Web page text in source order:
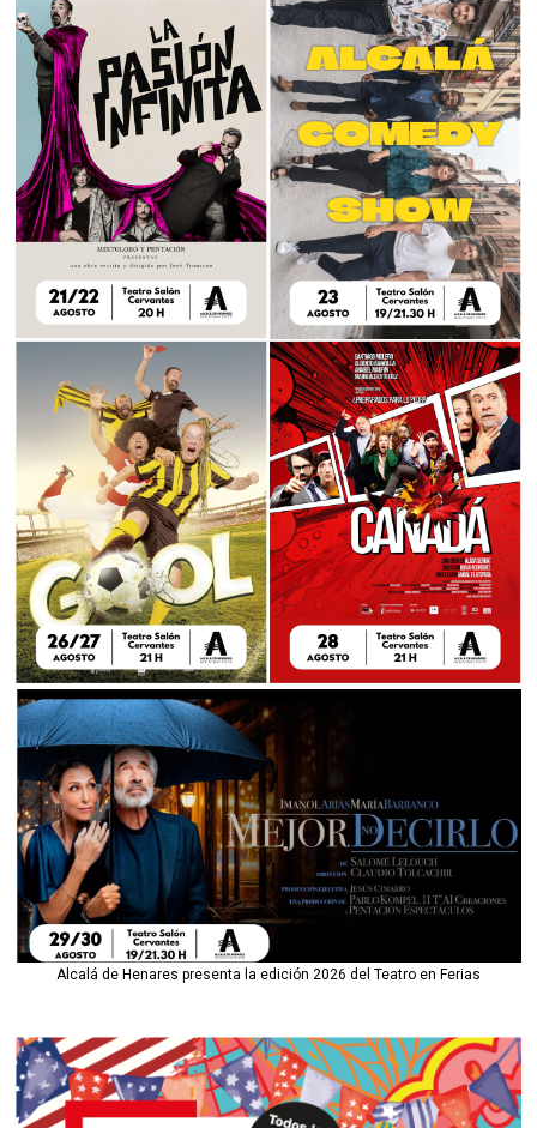
Alcalá de Henares presenta la edición 2026 del Teatro en Ferias